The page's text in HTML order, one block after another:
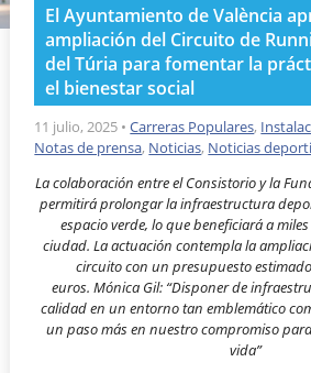
Portal de Transparencia
Reservas
El Ayuntamiento de València
ampliación del Circuito de
del Túria para fomentar la
el bienestar social
11 julio, 2025 •Carreras Populares,
Notas de prensa, Noticias, Noticias
La colaboración entre el Consistorio y la
permitirá prolongar la infraestructura
espacio verde, lo que beneficiará a
ciudad. La actuación contempla la
circuito con un presupuesto
euros. Mónica Gil: “Disponer de
calidad en un entorno tan emblemático
un paso más en nuestro compromiso
vida”